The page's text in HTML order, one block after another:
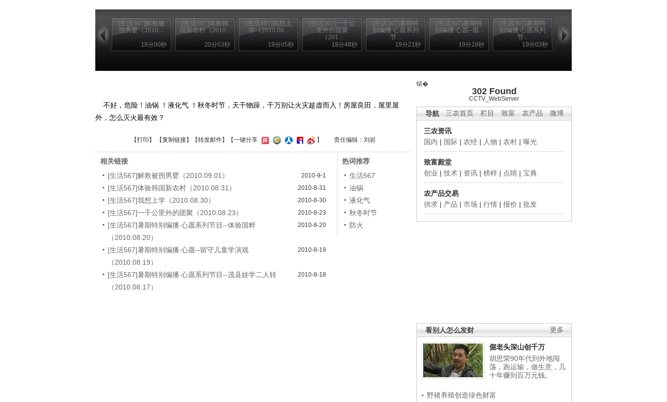
[生活567]解救被
拐男婴（2010....
18分00秒
[生活567]体验韩
国新农村（2010...
20分03秒
[生活567]我想上
学（2010.08...
19分05秒
[生活567]一千公
里外的团聚
（201...
18分48秒
[生活567]暑期特
别编播 心愿系列
节...
19分21秒
[生活567]暑期特
别编播 心愿--留...
19分28秒
[生活567]暑期特
别编播 心愿系列
节...
19分03秒
锘�
302 Found
CCTV_WebServer
三农首页 栏目 致富 农产品 微博
导航
三农资讯
国内 | 国际 | 农经 | 人物 | 农村 | 曝光
致富殿堂
创业 | 技术 | 资讯 | 榜样 | 点睛 | 宝典
农产品交易
供求 | 产品 | 市场 | 行情 | 报价 | 批发
更多
看别人怎么发财
倔老头深山创千万
胡思荣90年代到外地闯
荡，跑运输，做生意，几
十年赚到百万元钱。
野猪养殖创造绿色财富
不好，危险！油锅 ！液化气 ！秋冬时节，天干物躁，千万别让火灾趁虚而入！房屋良田，屋里屋
外，怎么灭火最有效？
【打印 】 【复制链接】【转发邮件】 【一键分享 】 责任编辑：刘岩
相关链接
[生活567]解救被拐男婴（2010.09.01）
2010-9-1
[生活567]体验韩国新农村（2010.08.31） 2010-8-31
[生活567]我想上学（2010.08.30） 2010-8-30
[生活567]一千公里外的团聚（2010.08.23） 2010-8-23
[生活567]暑期特别编播 心愿系列节目--体验国粹
（2010.08.20）
2010-8-20
[生活567]暑期特别编播 心愿--留守儿童学演戏
（2010.08.19）
2010-8-19
[生活567]暑期特别编播 心愿系列节目--茂县娃学二人转
（2010.08.17）
2010-8-18
热词推荐
生活567
油锅
液化气
秋冬时节
防火